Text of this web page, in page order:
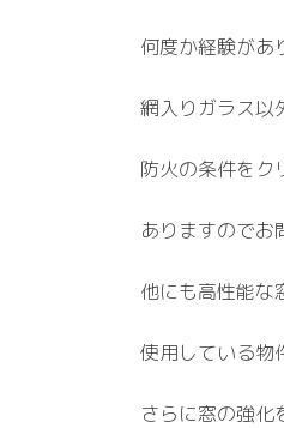
何度か経験があ
網入りガラス以
防火の条件をク
ありますのでお
他にも高性能な
使用している物
さらに窓の強化